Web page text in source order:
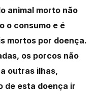
animal morto não
o consumo e é
mortos por doença.
os porcos não
outras ilhas,
de esta doença ir